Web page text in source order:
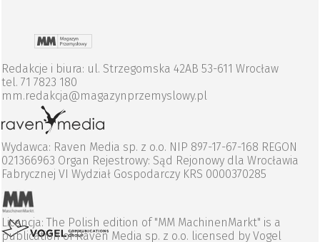
Redakcje i biura: ul. Strzegomska 42AB 53-611 Wrocław
tel. 71 7823 180
mm.redakcja@magazynprzemyslowy.pl
Wydawca: Raven Media sp. z o.o. NIP 897-17-67-168 REGON
021366963 Organ Rejestrowy: Sąd Rejonowy dla Wrocławia
Fabrycznej VI Wydział Gospodarczy KRS 0000370285
Licencja: The Polish edition of "MM MachinenMarkt" is a
publication of Raven Media sp. z o.o. licensed by Vogel